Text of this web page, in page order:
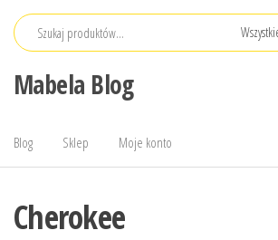
Przejdź
Mabela Blog
Blog Sklep Moje konto
Cherokee